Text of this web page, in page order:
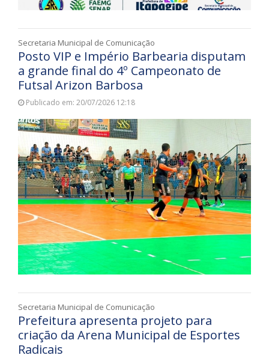
Secretaria Municipal de Comunicação
Posto VIP e Império Barbearia disputam
a grande final do 4º Campeonato de
Futsal Arizon Barbosa
Publicado em: 20/07/2026 12:18
Secretaria Municipal de Comunicação
Prefeitura apresenta projeto para
criação da Arena Municipal de Esportes
Radicais